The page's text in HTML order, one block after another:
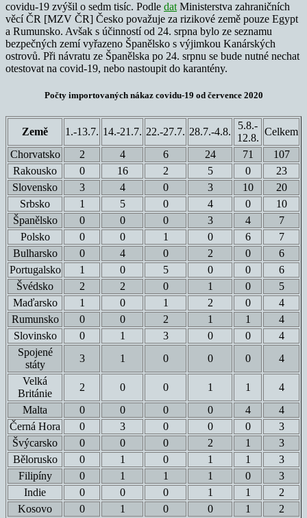
covidu-19 zvýšil o sedm tisíc. Podle dat Ministerstva zahraničních
věcí ČR [MZV ČR] Česko považuje za rizikové země pouze Egypt
a Rumunsko. Avšak s účinností od 24. srpna bylo ze seznamu
bezpečných zemí vyřazeno Španělsko s výjimkou Kanárských
ostrovů. Při návratu ze Španělska po 24. srpnu se bude nutné nechat
otestovat na covid-19, nebo nastoupit do karantény.
Počty importovaných nákaz covidu-19 od července 2020
Země 1.-13.7. 14.-21.7. 22.-27.7. 28.7.-4.8.
5.8.-
12.8.
Celkem
Chorvatsko
2 4 6 24 71
107
Rakousko
0 16 2 5 0
23
Slovensko
3 4 0 3 10
20
Srbsko
1 5 0 4 0
10
Španělsko
0 0 0 3 4
7
Polsko
0 0 1 0 6
7
Bulharsko
0 4 0 2 0
6
Portugalsko
1 0 5 0 0
6
Švédsko
2 2 0 1 0
5
Maďarsko
1 0 1 2 0
4
Rumunsko
0 0 2 1 1
4
Slovinsko
0 1 3 0 0
4
Spojené
státy
3 1 0 0 0
4
Velká
Británie
2 0 0 1 1
4
Malta
0 0 0 0 4
4
Černá Hora
0 3 0 0 0
3
Švýcarsko
0 0 0 2 1
3
Bělorusko
0 1 0 1 1
3
Filipíny
0 1 1 1 0
3
Indie
0 0 0 1 1
2
Kosovo
0 1 0 0 1
2